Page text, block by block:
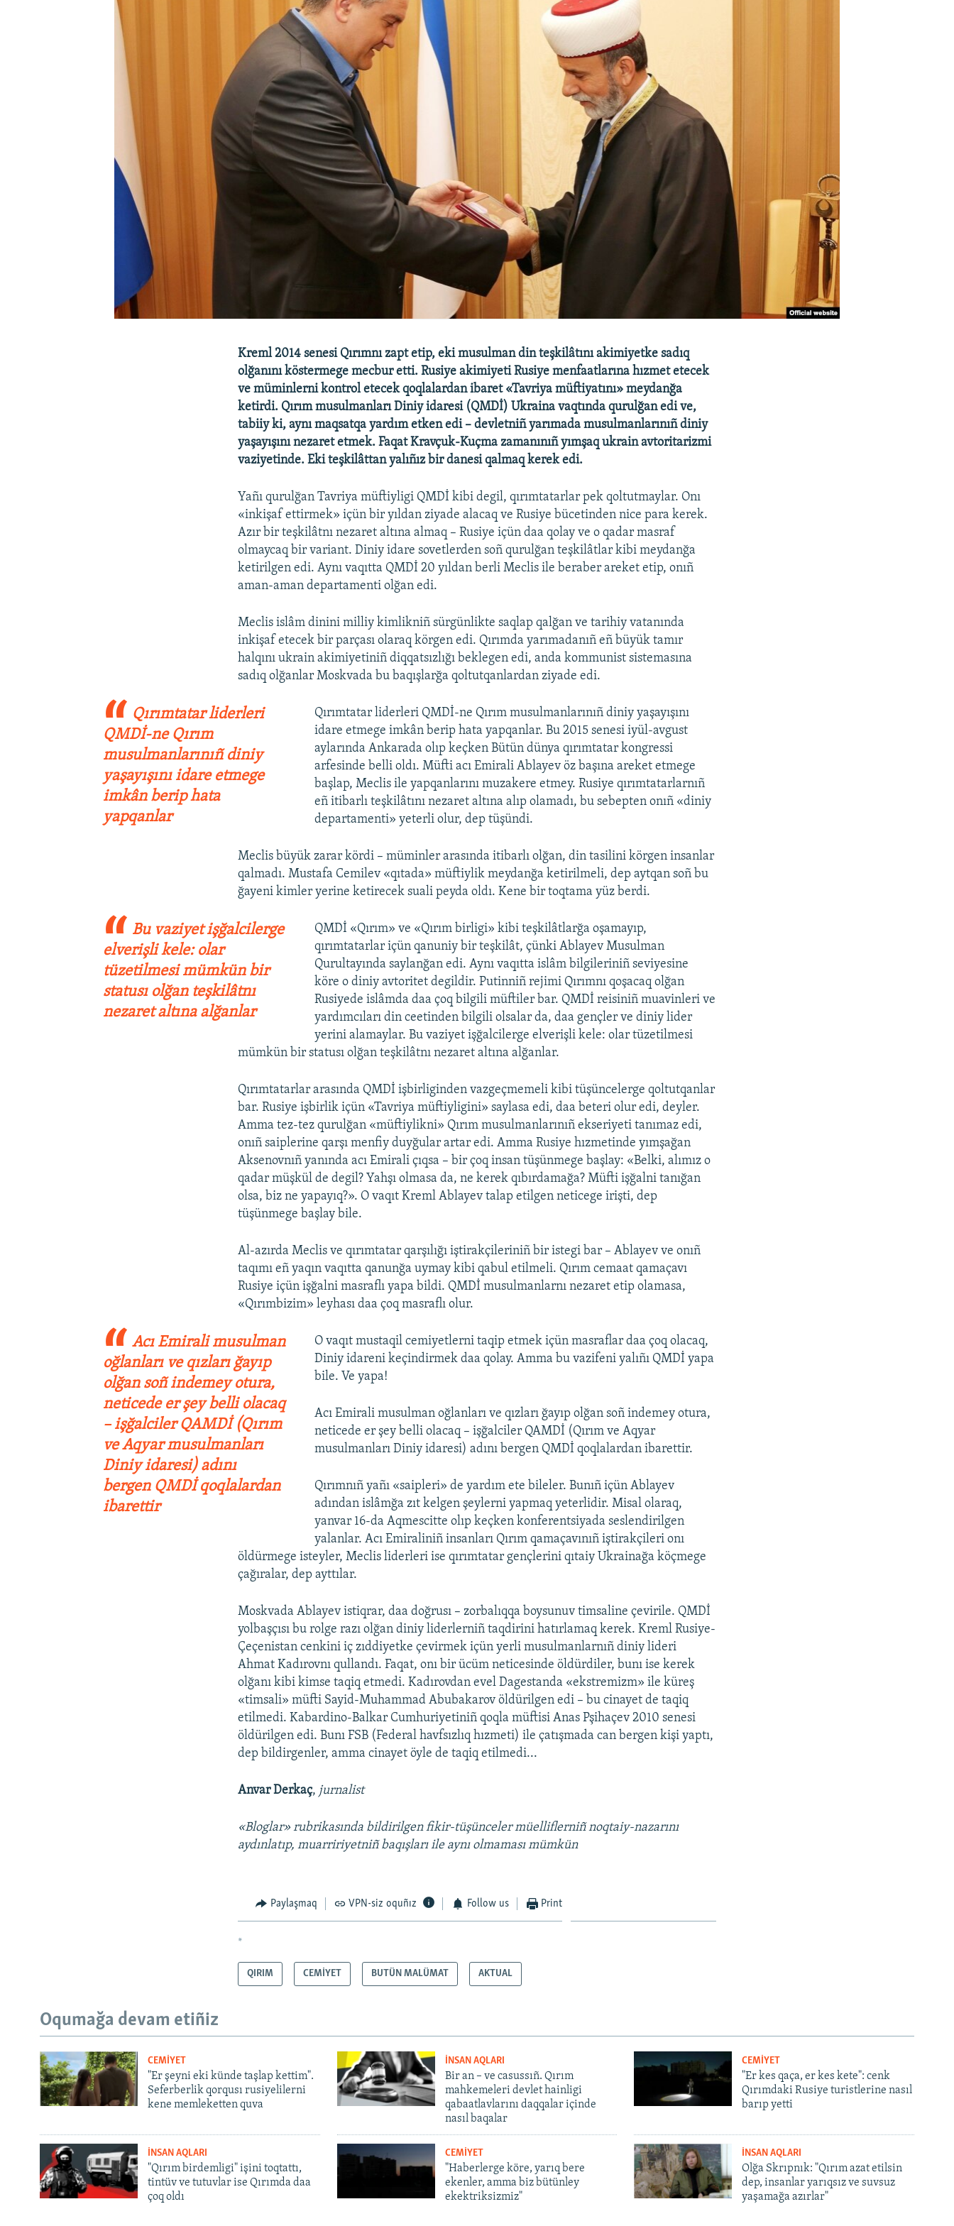
Kreml 2014 senesi Qırımnı zapt etip, eki musulman din teşkilâtını akimiyetke sadıq
olğanını köstermege mecbur etti. Rusiye akimiyeti Rusiye menfaatlarına hızmet etecek
ve müminlerni kontrol etecek qoqlalardan ibaret «Tavriya müftiyatını» meydanğa
ketirdi. Qırım musulmanları Diniy idaresi (QMDİ) Ukraina vaqtında qurulğan edi ve,
tabiiy ki, aynı maqsatqa yardım etken edi – devletniñ yarımada musulmanlarınıñ diniy
yaşayışını nezaret etmek. Faqat Kravçuk-Kuçma zamanınıñ yımşaq ukrain avtoritarizmi
vaziyetinde. Eki teşkilâttan yalıñız bir danesi qalmaq kerek edi.
Yañı qurulğan Tavriya müftiyligi QMDİ kibi degil, qırımtatarlar pek qoltutmaylar. Onı
«inkişaf ettirmek» içün bir yıldan ziyade alacaq ve Rusiye bücetinden nice para kerek.
Azır bir teşkilâtnı nezaret altına almaq – Rusiye içün daa qolay ve o qadar masraf
olmaycaq bir variant. Diniy idare sovetlerden soñ qurulğan teşkilâtlar kibi meydanğa
ketirilgen edi. Aynı vaqıtta QMDİ 20 yıldan berli Meclis ile beraber areket etip, onıñ
aman-aman departamenti olğan edi.
Meclis islâm dinini milliy kimlikniñ sürgünlikte saqlap qalğan ve tarihiy vatanında
inkişaf etecek bir parçası olaraq körgen edi. Qırımda yarımadanıñ eñ büyük tamır
halqını ukrain akimiyetiniñ diqqatsızlığı beklegen edi, anda kommunist sistemasına
sadıq olğanlar Moskvada bu baqışlarğa qoltutqanlardan ziyade edi.
Qırımtatar liderleri
QMDİ-ne Qırım
musulmanlarınıñ diniy
yaşayışını idare etmege
imkân berip hata
yapqanlar
Qırımtatar liderleri QMDİ-ne Qırım musulmanlarınıñ diniy yaşayışını
idare etmege imkân berip hata yapqanlar. Bu 2015 senesi iyül-avgust
aylarında Ankarada olıp keçken Bütün dünya qırımtatar kongressi
arfesinde belli oldı. Müfti acı Emirali Ablayev öz başına areket etmege
başlap, Meclis ile yapqanlarını muzakere etmey. Rusiye qırımtatarlarnıñ
eñ itibarlı teşkilâtını nezaret altına alıp olamadı, bu sebepten onıñ «diniy
departamenti» yeterli olur, dep tüşündi.
Meclis büyük zarar kördi – müminler arasında itibarlı olğan, din tasilini körgen insanlar
qalmadı. Mustafa Cemilev «qıtada» müftiylik meydanğa ketirilmeli, dep aytqan soñ bu
ğayeni kimler yerine ketirecek suali peyda oldı. Kene bir toqtama yüz berdi.
Bu vaziyet işğalcilerge
elverişli kele: olar
tüzetilmesi mümkün bir
statusı olğan teşkilâtnı
nezaret altına alğanlar
QMDİ «Qırım» ve «Qırım birligi» kibi teşkilâtlarğa oşamayıp,
qırımtatarlar içün qanuniy bir teşkilât, çünki Ablayev Musulman
Qurultayında saylanğan edi. Aynı vaqıtta islâm bilgileriniñ seviyesine
köre o diniy avtoritet degildir. Putinniñ rejimi Qırımnı qoşacaq olğan
Rusiyede islâmda daa çoq bilgili müftiler bar. QMDİ reisiniñ muavinleri ve
yardımcıları din ceetinden bilgili olsalar da, daa gençler ve diniy lider
yerini alamaylar. Bu vaziyet işğalcilerge elverişli kele: olar tüzetilmesi
mümkün bir statusı olğan teşkilâtnı nezaret altına alğanlar.
Qırımtatarlar arasında QMDİ işbirliginden vazgeçmemeli kibi tüşüncelerge qoltutqanlar
bar. Rusiye işbirlik içün «Tavriya müftiyligini» saylasa edi, daa beteri olur edi, deyler.
Amma tez-tez qurulğan «müftiylikni» Qırım musulmanlarınıñ ekseriyeti tanımaz edi,
onıñ saiplerine qarşı menfiy duyğular artar edi. Amma Rusiye hızmetinde yımşağan
Aksenovnıñ yanında acı Emirali çıqsa – bir çoq insan tüşünmege başlay: «Belki, alımız o
qadar müşkül de degil? Yahşı olmasa da, ne kerek qıbırdamağa? Müfti işğalni tanığan
olsa, biz ne yapayıq?». O vaqıt Kreml Ablayev talap etilgen neticege irişti, dep
tüşünmege başlay bile.
Al-azırda Meclis ve qırımtatar qarşılığı iştirakçileriniñ bir istegi bar – Ablayev ve onıñ
taqımı eñ yaqın vaqıtta qanunğa uymay kibi qabul etilmeli. Qırım cemaat qamaçavı
Rusiye içün işğalni masraflı yapa bildi. QMDİ musulmanlarnı nezaret etip olamasa,
«Qırımbizim» leyhası daa çoq masraflı olur.
Acı Emirali musulman
oğlanları ve qızları ğayıp
olğan soñ indemey otura,
neticede er şey belli olacaq
– işğalciler QAMDİ (Qırım
ve Aqyar musulmanları
Diniy idaresi) adını
bergen QMDİ qoqlalardan
ibarettir
O vaqıt mustaqil cemiyetlerni taqip etmek içün masraflar daa çoq olacaq,
Diniy idareni keçindirmek daa qolay. Amma bu vazifeni yalıñı QMDİ yapa
bile. Ve yapa!
Acı Emirali musulman oğlanları ve qızları ğayıp olğan soñ indemey otura,
neticede er şey belli olacaq – işğalciler QAMDİ (Qırım ve Aqyar
musulmanları Diniy idaresi) adını bergen QMDİ qoqlalardan ibarettir.
Qırımnıñ yañı «saipleri» de yardım ete bileler. Bunıñ içün Ablayev
adından islâmğa zıt kelgen şeylerni yapmaq yeterlidir. Misal olaraq,
yanvar 16-da Aqmescitte olıp keçken konferentsiyada seslendirilgen
yalanlar. Acı Emiraliniñ insanları Qırım qamaçavınıñ iştirakçileri onı
öldürmege isteyler, Meclis liderleri ise qırımtatar gençlerini qıtaiy Ukrainağa köçmege
çağıralar, dep ayttılar.
Moskvada Ablayev istiqrar, daa doğrusı – zorbalıqqa boysunuv timsaline çevirile. QMDİ
yolbaşçısı bu rolge razı olğan diniy liderlerniñ taqdirini hatırlamaq kerek. Kreml Rusiye-
Çeçenistan cenkini iç zıddiyetke çevirmek içün yerli musulmanlarnıñ diniy lideri
Ahmat Kadırovnı qullandı. Faqat, onı bir ücüm neticesinde öldürdiler, bunı ise kerek
olğanı kibi kimse taqiq etmedi. Kadırovdan evel Dagestanda «ekstremizm» ile küreş
«timsali» müfti Sayid-Muhammad Abubakarov öldürilgen edi – bu cinayet de taqiq
etilmedi. Kabardino-Balkar Cumhuriyetiniñ qoqla müftisi Anas Pşihaçev 2010 senesi
öldürilgen edi. Bunı FSB (Federal havfsızlıq hızmeti) ile çatışmada can bergen kişi yaptı,
dep bildirgenler, amma cinayet öyle de taqiq etilmedi...
Anvar Derkaç, jurnalist
«Bloglar» rubrikasında bildirilgen fikir-tüşünceler müelliflerniñ noqtaiy-nazarını
aydınlatıp, muarririyetniñ baqışları ile aynı olmaması mümkün
Paylaşmaq VPN-siz oquñız Follow us Print
*
QIRIM CEMİYET BUTÜN MALÜMAT AKTUAL
Oqumağa devam etiñiz
CEMİYET
"Er şeyni eki künde taşlap kettim".
Seferberlik qorqusı rusiyelilerni
kene memleketten quva
İNSAN AQLARI
Bir an – ve casussıñ. Qırım
mahkemeleri devlet hainligi
qabaatlavlarını daqqalar içinde
nasıl baqalar
CEMİYET
"Er kes qaça, er kes kete": cenk
Qırımdaki Rusiye turistlerine nasıl
barıp yetti
İNSAN AQLARI
"Qırım birdemligi" işini toqtattı,
tintüv ve tutuvlar ise Qırımda daa
çoq oldı
CEMİYET
"Haberlerge köre, yarıq bere
ekenler, amma biz bütünley
ekektriksizmiz"
İNSAN AQLARI
Olğa Skrıpnık: "Qırım azat etilsin
dep, insanlar yarıqsız ve suvsuz
yaşamağa azırlar"